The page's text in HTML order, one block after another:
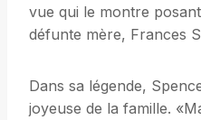
vue qui le montre
défunte mère, Frances
Dans sa légende,
joyeuse de la famille.